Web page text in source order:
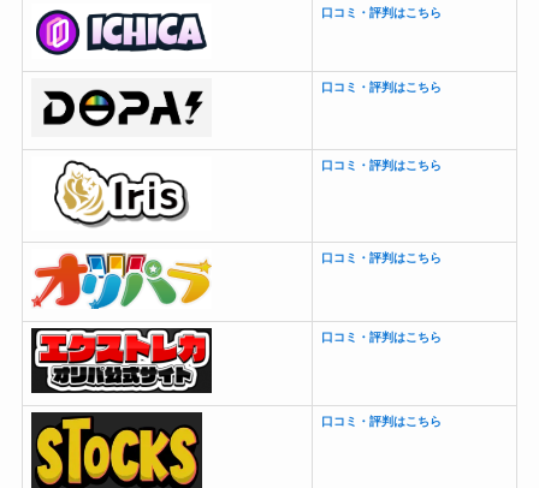
口コミ・評判はこちら
口コミ・評判はこちら
口コミ・評判はこちら
口コミ・評判はこちら
口コミ・評判はこちら
口コミ・評判はこちら